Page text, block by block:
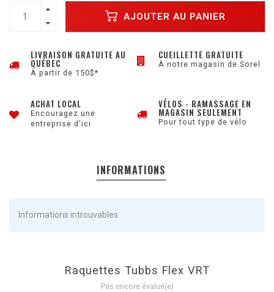
AJOUTER AU PANIER
LIVRAISON GRATUITE AU
QUÉBEC
À partir de 150$*
CUEILLETTE GRATUITE
À notre magasin de Sorel
ACHAT LOCAL
Encouragez une
entreprise d'ici
VÉLOS - RAMASSAGE EN
MAGASIN SEULEMENT
Pour tout type de vélo
INFORMATIONS
Informations introuvables
Raquettes Tubbs Flex VRT
Pas encore évalué(e)